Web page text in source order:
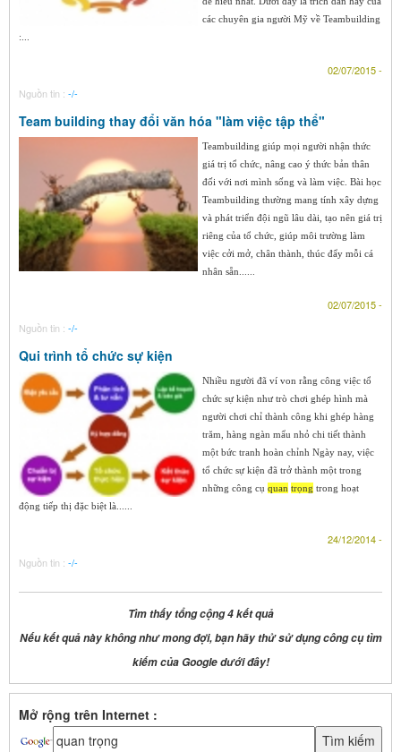
các chuyên gia người Mỹ về Teambuilding
:...
02/07/2015 -
Nguồn tin : -/-
Team building thay đổi văn hóa "làm việc tập thể"
Teambuilding giúp mọi người nhận thức
giá trị tổ chức, nâng cao ý thức bản thân
đối với nơi mình sống và làm việc. Bài học
Teambuilding thường mang tính xây dựng
và phát triển đội ngũ lâu dài, tạo nên giá trị
riêng của tổ chức, giúp môi trường làm
việc cởi mở, chân thành, thúc đẩy mỗi cá
nhân sẵn......
02/07/2015 -
Nguồn tin : -/-
Qui trình tổ chức sự kiện
Nhiều người đã ví von rằng công việc tổ
chức sự kiện như trò chơi ghép hình mà
người chơi chỉ thành công khi ghép hàng
trăm, hàng ngàn mẩu nhỏ chi tiết thành
một bức tranh hoàn chỉnh Ngày nay, việc
tổ chức sự kiện đã trở thành một trong
những công cụ quan trọng trong hoạt
động tiếp thị đặc biệt là......
24/12/2014 -
Nguồn tin : -/-
Tìm thấy tổng cộng 4 kết quả
Nếu kết quả này không như mong đợi, bạn hãy thử sử dụng công cụ tìm
kiếm của Google dưới đây!
Mở rộng trên Internet :